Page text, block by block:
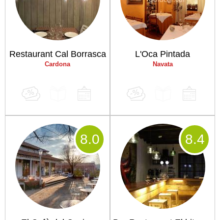
Restaurant Cal Borrasca
Cardona
L'Oca Pintada
Navata
8.0 8.4